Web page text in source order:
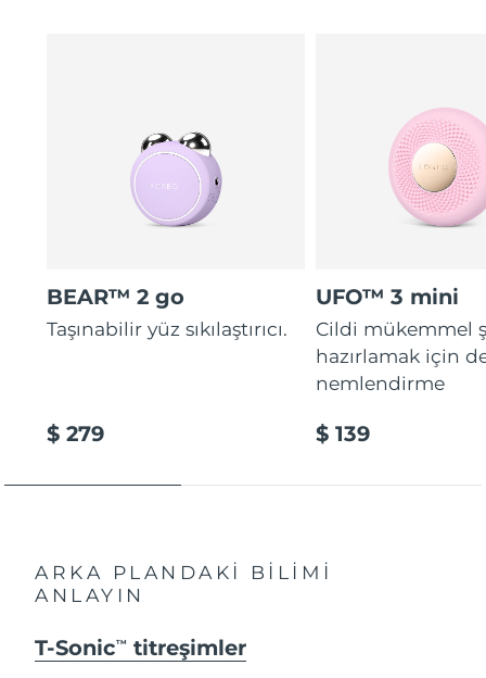
BEAR™ 2 go
Taşınabilir yüz sıkılaştırıcı.
$ 279
UFO™ 3 mini
Cildi mükemmel
hazırlamak için
nemlendirme
$ 139
ARKA PLANDAKİ BİLİMİ
ANLAYIN
T-SonicTM titreşimler